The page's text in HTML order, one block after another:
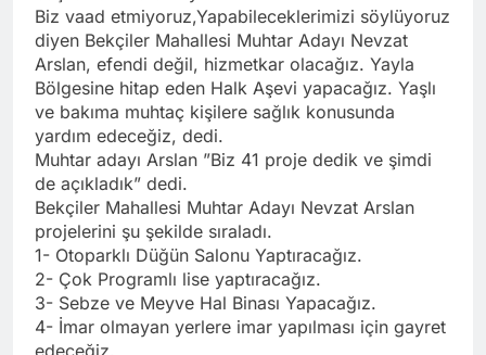
Biz vaad etmiyoruz,Yapabileceklerimizi söylüyoruz
diyen Bekçiler Mahallesi Muhtar Adayı Nevzat
Arslan, efendi değil, hizmetkar olacağız. Yayla
Bölgesine hitap eden Halk Aşevi yapacağız. Yaşlı
ve bakıma muhtaç kişilere sağlık konusunda
yardım edeceğiz, dedi.
Muhtar adayı Arslan ”Biz 41 proje dedik ve şimdi
de açıkladık” dedi.
Bekçiler Mahallesi Muhtar Adayı Nevzat Arslan
projelerini şu şekilde sıraladı.
1- Otoparklı Düğün Salonu Yaptıracağız.
2- Çok Programlı lise yaptıracağız.
3- Sebze ve Meyve Hal Binası Yapacağız.
4- İmar olmayan yerlere imar yapılması için gayret
edeceğiz.